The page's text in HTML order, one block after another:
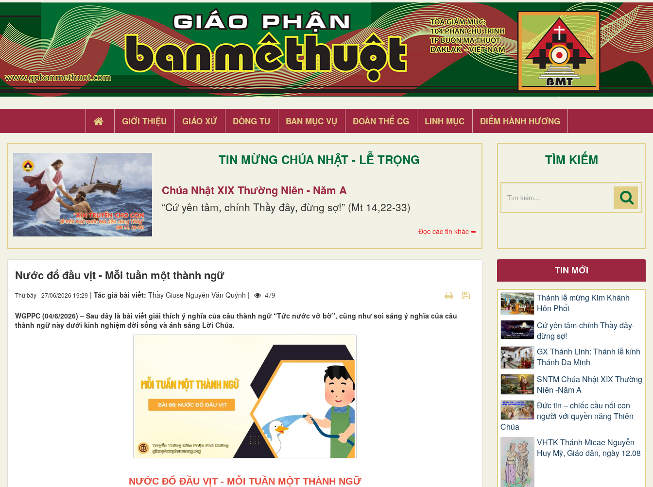
GIỚI THIỆU GIÁO XỨ DÒNG TU BAN MỤC VỤ ĐOÀN THỂ CG LINH MỤC ĐIỂM HÀNH HƯƠNG
TIN MỪNG CHÚA NHẬT - LỄ TRỌNG
Chúa Nhật XIX Thường Niên - Năm A
“Cứ yên tâm, chính Thầy đây, đừng sợ!” (Mt 14,22-33)
Đọc các tin khác ➥
TÌM KIẾM
Nước đổ đầu vịt - Mỗi tuần một thành ngữ
Thứ bảy - 27/06/2026 19:29 | Tác giả bài viết: Thầy Giuse Nguyễn Văn Quýnh | 479
WGPPC (04/6/2026) – Sau đây là bài viết giải thích ý nghĩa của câu thành ngữ “Tức nước vỡ bờ”, cũng như soi sáng ý nghĩa của câu
thành ngữ này dưới kinh nghiệm đời sống và ánh sáng Lời Chúa.
NƯỚC ĐỔ ĐẦU VỊT - MỖI TUẦN MỘT THÀNH NGỮ
TIN MỚI
Thánh lễ mừng Kim Khánh
Hôn Phối
Cứ yên tâm-chính Thầy đây-
đừng sợ!
GX Thánh Linh: Thánh lễ kính
Thánh Đa Minh
SNTM Chúa Nhật XIX Thường
Niên -Năm A
Đức tin – chiếc cầu nối con
người với quyền năng Thiên
Chúa
VHTK Thánh Micae Nguyễn
Huy Mỹ, Giáo dân, ngày 12.08